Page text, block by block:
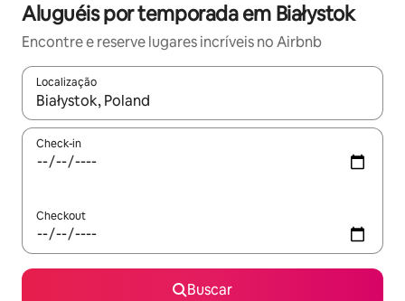
Aluguéis por temporada em Białystok
Encontre e reserve lugares incríveis no Airbnb
Localização
Quando os resultados estiverem disponíveis, explore-os
Check-in
Checkout
Buscar